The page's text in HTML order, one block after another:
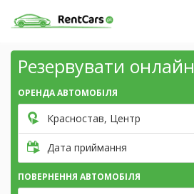
Резервувати онлайн
ОРЕНДА АВТОМОБІЛЯ
Красностав, Центр
Дата приймання
ПОВЕРНЕННЯ АВТОМОБІЛЯ